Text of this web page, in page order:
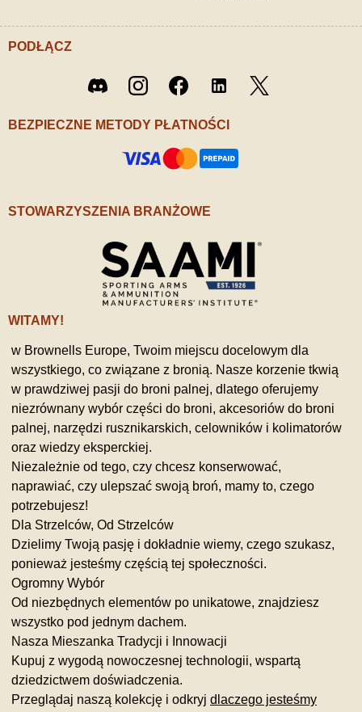
PODŁĄCZ
Discord Instagram Facebook LinkedIn
BEZPIECZNE METODY PŁATNOŚCI
STOWARZYSZENIA BRANŻOWE
WITAMY!
w Brownells Europe, Twoim miejscu docelowym dla
wszystkiego, co związane z bronią. Nasze korzenie tkwią
w prawdziwej pasji do broni palnej, dlatego oferujemy
niezrównany wybór części do broni, akcesoriów do broni
palnej, narzędzi rusznikarskich, celowników i kolimatorów
oraz wiedzy eksperckiej.
Niezależnie od tego, czy chcesz konserwować,
naprawiać, czy ulepszać swoją broń, mamy to, czego
potrzebujesz!
Dla Strzelców, Od Strzelców
Dzielimy Twoją pasję i dokładnie wiemy, czego szukasz,
ponieważ jesteśmy częścią tej społeczności.
Ogromny Wybór
Od niezbędnych elementów po unikatowe, znajdziesz
wszystko pod jednym dachem.
Nasza Mieszanka Tradycji i Innowacji
Kupuj z wygodą nowoczesnej technologii, wspartą
dziedzictwem doświadczenia.
Przeglądaj naszą kolekcję i odkryj dlaczego jesteśmy